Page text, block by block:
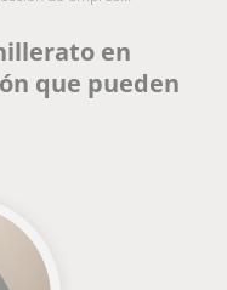
en
que pueden